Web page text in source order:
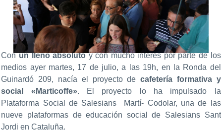
Conun lleno absolutoy con mucho interés por parte de los
medios ayer martes, 17 de julio, a las 19h, en la Ronda del
Guinardó 209, nacía el proyecto decafetería formativa y
social «Marticoffe». El proyecto lo ha impulsado la
Plataforma Social de Salesians Martí- Codolar, una de las
nueve plataformas de educación social de Salesians Sant
Jordi en Cataluña.